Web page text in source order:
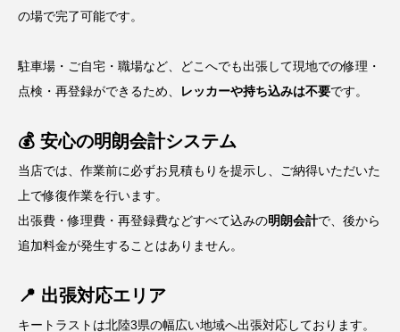
の場で完了可能です。
駐車場・ご自宅・職場など、どこへでも出張して現地での修理・
点検・再登録ができるため、
レッカーや持ち込みは不要です。
💰 安心の明朗会計システム
当店では、作業前に必ずお見積もりを提示し、ご納得いただいた
上で修復作業を行います。
出張費・修理費・再登録費などすべて込みの明朗会計で、後から
追加料金が発生することはありません。
📍 出張対応エリア
キートラストは北陸3県の幅広い地域へ出張対応しております。